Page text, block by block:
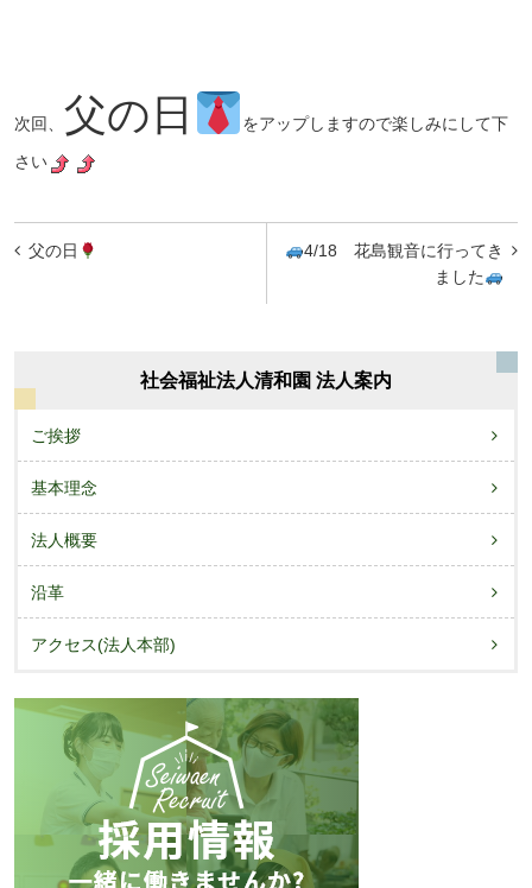
次回、 父の日
をアップしますので楽しみにして下
さい
投
ゲ
ー
シ
ョ
ン
4/18 花島観音に行ってき
ました
父の日
社会福祉法人清和園 法人案内
ご挨拶
基本理念
法人概要
沿革
アクセス(法人本部)